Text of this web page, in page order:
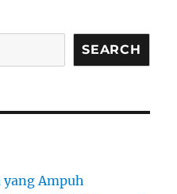
SEARCH
yang Ampuh